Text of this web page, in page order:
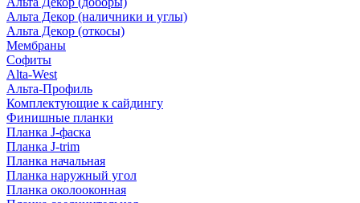
Альта Декор (наличники и углы)
Альта Декор (откосы)
Мембраны
Софиты
Alta-West
Альта-Профиль
Комплектующие к сайдингу
Финишные планки
Планка J-фаска
Планка J-trim
Планка начальная
Планка наружный угол
Планка околооконная